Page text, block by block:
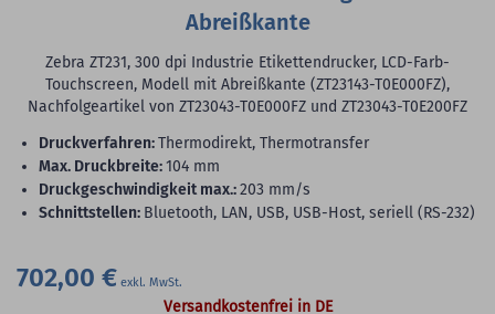
Abreißkante
Zebra ZT231, 300 dpi Industrie Etikettendrucker, LCD-Farb-
Touchscreen, Modell mit Abreißkante (ZT23143-T0E000FZ),
Nachfolgeartikel von ZT23043-T0E000FZ und ZT23043-T0E200FZ
Druckverfahren:Thermodirekt, Thermotransfer
max. Druckbreite:104 mm
Druckgeschwindigkeit max.:203 mm/s
Schnittstellen: Bluetooth, LAN, USB, USB-Host, seriell (RS-232)
702,00 €
Versandkostenfrei in DE